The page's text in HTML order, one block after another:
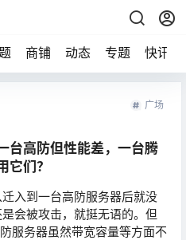
商铺 动态 专题 快讯
广场
台高防但性能差，一台腾
它们？
入到一台高防服务器后就没
会被攻击，就挺无语的。但
服务器虽然带宽容量等方面不